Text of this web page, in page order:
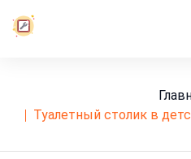
туалетный столик в